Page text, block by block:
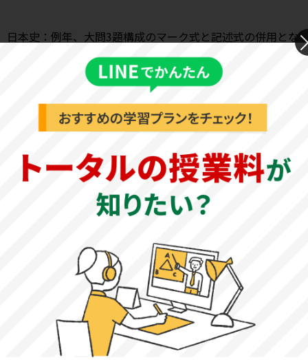
日本史：例年、大問3題構成のマーク式と記述式の併用とな
ります。幅広い範囲で出題されるため、まんべんなく学習
する必要があります。人物名や重要語句は時代背景などと
関連付けて覚えるようにしましょう。
地理：難易度は標準的ですが、一部細かい知識を問う問題
が含まれます。標準レベルの問題集を解き込み、過去問演
習で出題傾向に慣れておくと良いでしょう。
公民：例年、大問4題構成となっており難易度は標準レベル
ースや新聞などに目を通し情報を取り入れるようにしまし
※文学部・経済学部・社会学部・法学部・国際学部・心理
学部と同様